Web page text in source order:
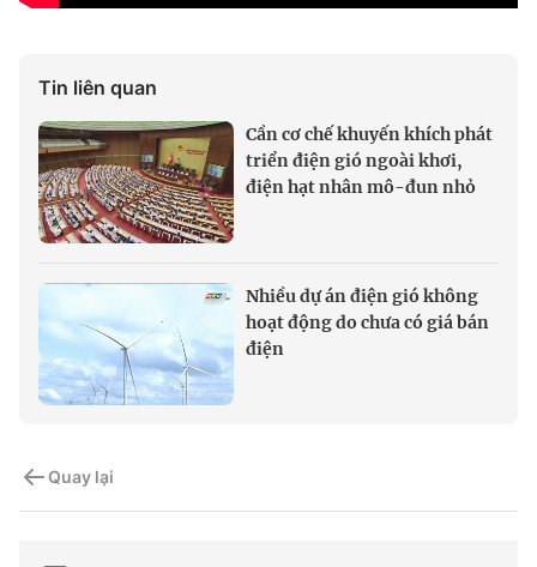
Tin liên quan
Cần cơ chế khuyến khích phát
triển điện gió ngoài khơi,
điện hạt nhân mô-đun nhỏ
Nhiều dự án điện gió không
hoạt động do chưa có giá bán
điện
Quay lại